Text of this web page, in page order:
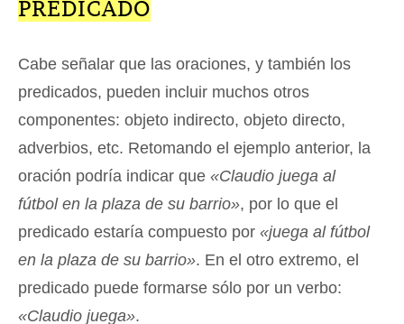
PREDICADO
Cabe señalar que las oraciones, y también los
predicados, pueden incluir muchos otros
componentes: objeto indirecto, objeto directo,
adverbios, etc. Retomando el ejemplo anterior, la
oración podría indicar que «Claudio juega al
fútbol en la plaza de su barrio», por lo que el
predicado estaría compuesto por «juega al fútbol
en la plaza de su barrio». En el otro extremo, el
predicado puede formarse sólo por un verbo:
«Claudio juega».